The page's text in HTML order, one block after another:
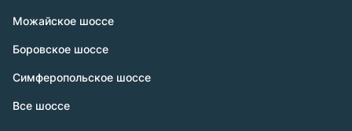
Можайское шоссе
Боровское шоссе
Симферопольское шоссе
Все шоссе